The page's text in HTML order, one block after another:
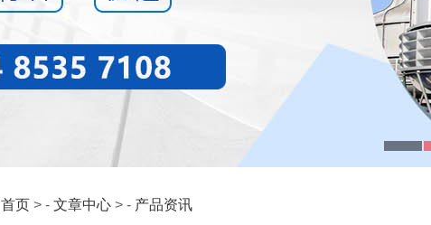
首页 > - 文章中心 > - 产品资讯